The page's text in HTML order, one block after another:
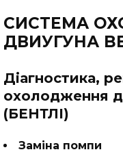
СИСТЕМА
ДВИУГУНА
Діагностика,
охолодження
(БЕНТЛІ)
Заміна помпи